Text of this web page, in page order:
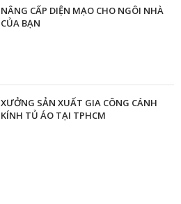
NÂNG CẤP DIỆN MẠO CHO NGÔI NHÀ
CỦA BẠN
XƯỞNG SẢN XUẤT GIA CÔNG CÁNH
KÍNH TỦ ÁO TẠI TPHCM